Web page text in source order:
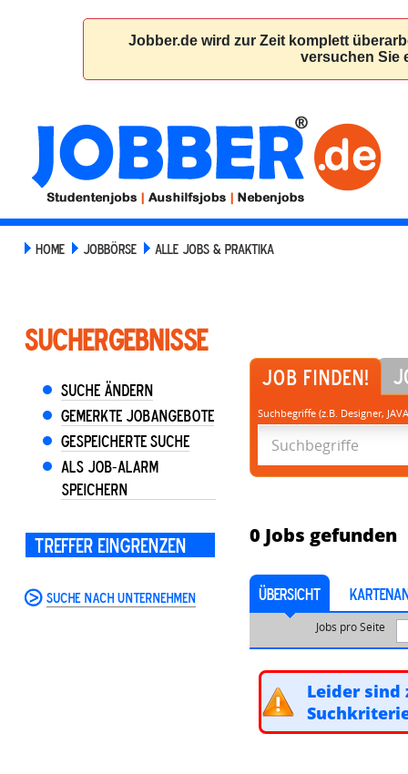
HOME JOBBÖRSE ALLE JOBS & PRAKTIKA
Job finden!
Suchbegriffe (z.B. Designer,
0 Jobs gefunden
ÜBERSICHT
Jobs pro Seite
Suchergebnisse
Suche ändern
Gemerkte Jobangebote
Gespeicherte Suche
Als Job-Alarm
speichern
Treffer eingrenzen
Suche nach Unternehmen
Leider sind